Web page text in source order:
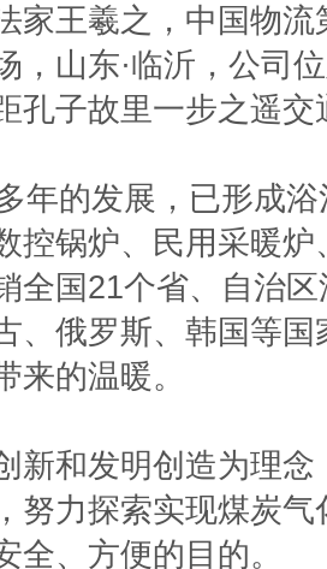
家王羲之，中国物
，山东·临沂，公司
孔子故里一步之遥交
年的发展，已形成
控锅炉、民用采暖
全国21个省、自治
、俄罗斯、韩国等
来的温暖。
新和发明创造为理
努力探索实现煤炭
全、方便的目的。